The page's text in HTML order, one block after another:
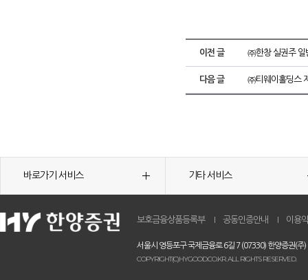
이전 글 ㈜한창 실권주 일
다음 글 ㈜티웨이홀딩스
바로가기 서비스 기타 서비스
보호금융상품등록부 공동인증안내 이용
서울시 영등포구 국제금융로 6길 7 (07330) 한양증권(주)
COPYRIGHT(C)HYGOOD.CO.KR. ALL RIGHTS RESERVED.